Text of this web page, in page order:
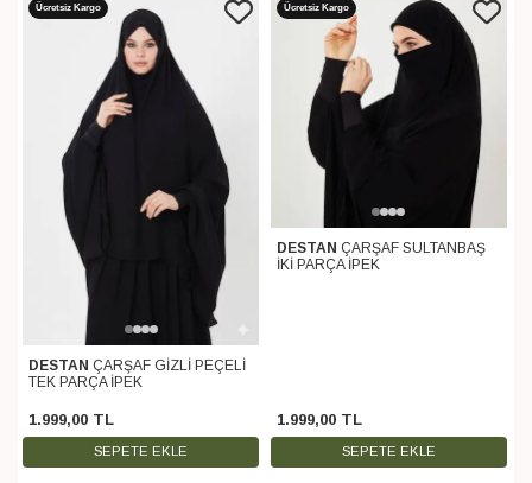
Ücretsiz Kargo
DESTAN ÇARŞAF GİZLİ PEÇELİ
TEK PARÇA İPEK
1.999,00 TL
SEPETE EKLE
Ücretsiz Kargo
DESTAN ÇARŞAF SULTANBAŞ
İKİ PARÇA İPEK
1.999,00 TL
SEPETE EKLE